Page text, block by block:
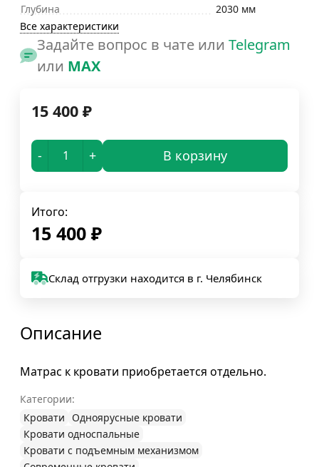
Глубина
2030 мм
Все характеристики
Задайте вопрос в чате или Telegram
или MAX
15 400 ₽
- + В корзину
Итого:
15 400 ₽
Склад отгрузки находится в г. Челябинск
Описание
Матрас к кровати приобретается отдельно.
Категории:
Кровати
Одноярусные кровати
Кровати односпальные
Кровати с подъемным механизмом